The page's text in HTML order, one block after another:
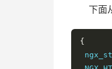
}
if (u
下面
{